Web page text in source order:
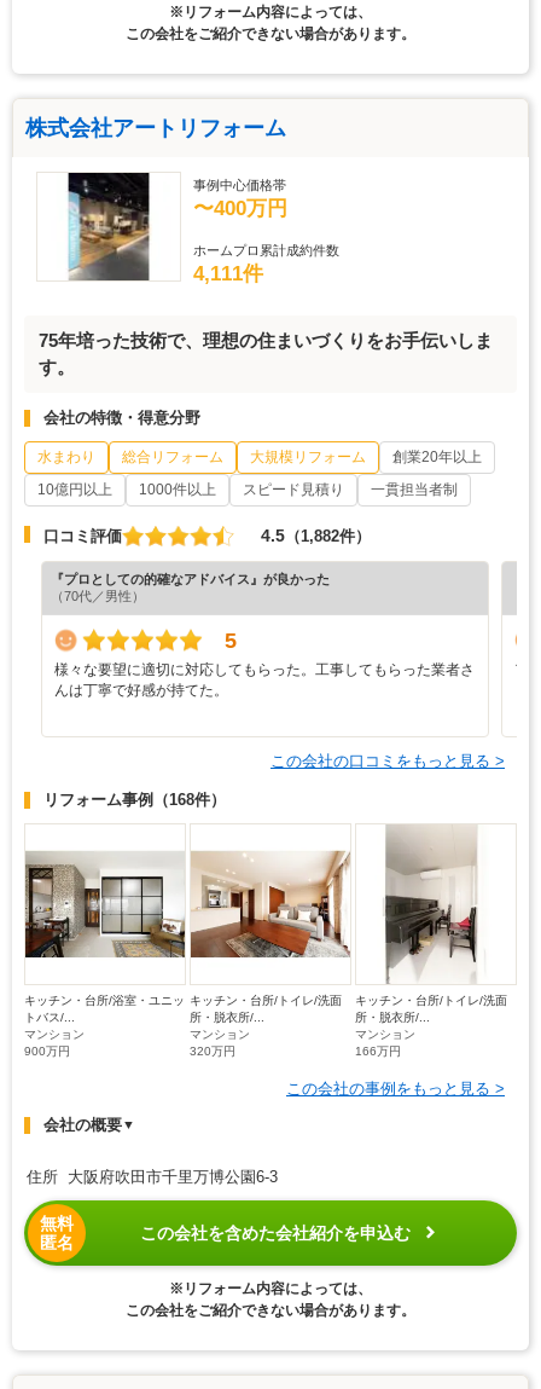
※リフォーム内容によっては、
この会社をご紹介できない場合があります。
株式会社アートリフォーム
事例中心価格帯
〜400万円
ホームプロ累計成約件数
4,111件
75年培った技術で、理想の住まいづくりをお手伝いしま
す。
会社の特徴・得意分野
水まわり 総合リフォーム 大規模リフォーム
創業20年以上
10億円以上
1000件以上 スピード見積り 一貫担当者制
口コミ評価 4.5 （1,882件）
『プロとしての的確なアドバイス』が良かった
（70代／男性）
5
様々な要望に適切に対応してもらった。工事してもらった業者さ
んは丁寧で好感が持てた。
ア
この会社の口コミをもっと見る >
リフォーム事例 （168件）
キッチン・台所/浴室・ユニッ
トバス/...
マンション
900万円
キッチン・台所/トイレ/洗面
所・脱衣所/...
マンション
320万円
キッチン・台所/トイレ/洗面
所・脱衣所/...
マンション
166万円
この会社の事例をもっと見る >
会社の概要▼
住所 大阪府吹田市千里万博公園6-3
無料
匿名
この会社を含めた会社紹介を申込む
※リフォーム内容によっては、
この会社をご紹介できない場合があります。